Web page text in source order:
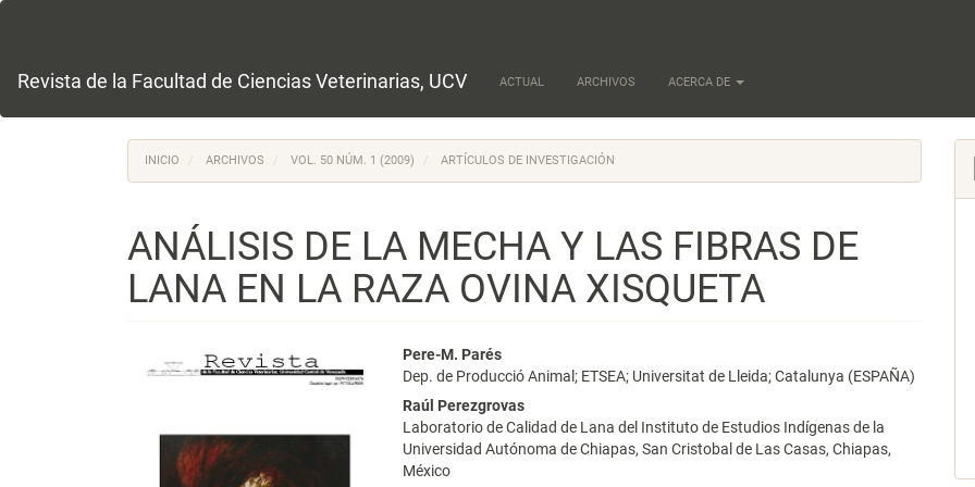
principal
lateral
Revista de la Facultad de Ciencias Veterinarias, UCV ACTUAL ARCHIVOS ACERCA DE
INICIO ARCHIVOS VOL. 50 NÚM. 1 (2009) ARTÍCULOS DE INVESTIGACIÓN
ANÁLISIS DE LA MECHA Y LAS FIBRAS DE
LANA EN LA RAZA OVINA XISQUETA
Barra
del
artículo
Contenido
principal
del
artículo
Pere-M. Parés
Dep. de Producció Animal; ETSEA; Universitat de Lleida; Catalunya (ESPAÑA)
Raúl Perezgrovas
Laboratorio de Calidad de Lana del Instituto de Estudios Indígenas de la
Universidad Autónoma de Chiapas, San Cristobal de Las Casas, Chiapas,
México